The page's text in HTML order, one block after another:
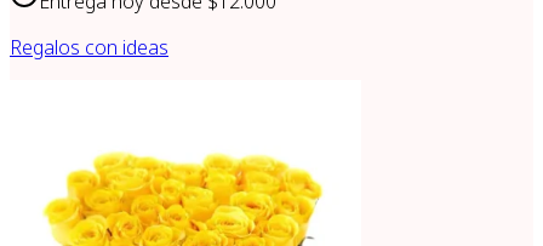
Regalos con ideas